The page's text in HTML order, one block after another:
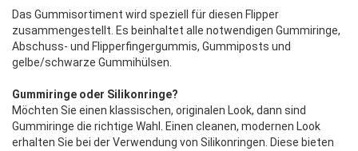
Das Gummisortiment wird speziell für diesen Flipper
zusammengestellt. Es beinhaltet alle notwendigen Gummiringe,
Abschuss- und Flipperfingergummis, Gummiposts und
gelbe/schwarze Gummihülsen.
Gummiringe oder Silikonringe?
Möchten Sie einen klassischen, originalen Look, dann sind
Gummiringe die richtige Wahl. Einen cleanen, modernen Look
erhalten Sie bei der Verwendung von Silikonringen. Diese bieten